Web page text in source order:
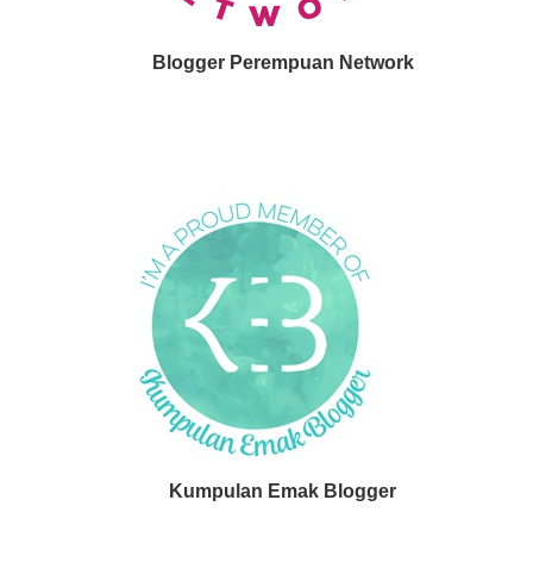
Blogger Perempuan Network
Kumpulan Emak Blogger